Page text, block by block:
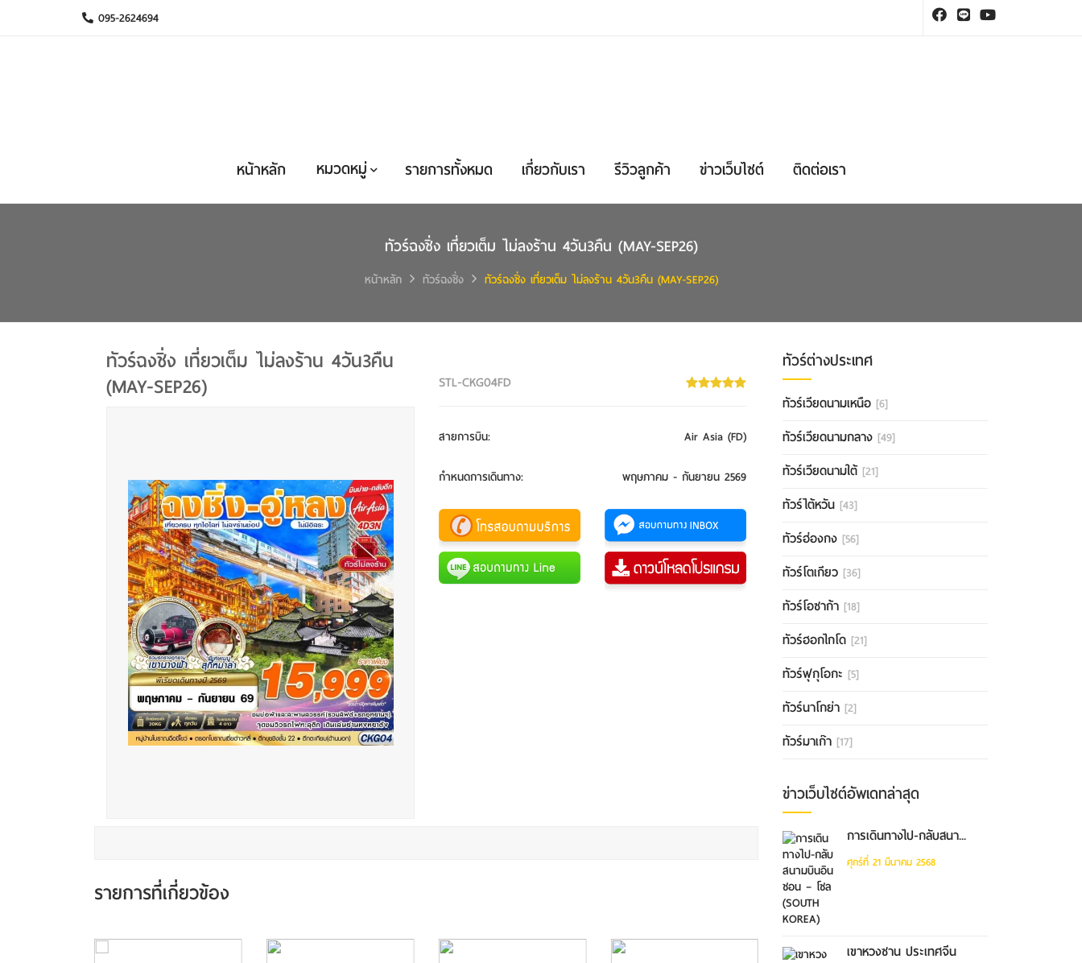
095-2624694
หน้าหลัก หมวดหมู่ รายการทั้งหมด เกี่ยวกับเรา รีวิวลูกค้า ข่าวเว็บไซต์ ติดต่อเรา
ทัวร์ฉงชิ่ง เที่ยวเต็ม ไม่ลงร้าน 4วัน3คืน (MAY-SEP26)
หน้าหลัก ทัวร์ฉงชิ่ง ทัวร์ฉงชิ่ง เที่ยวเต็ม ไม่ลงร้าน 4วัน3คืน (MAY-SEP26)
ทัวร์ฉงชิ่ง เที่ยวเต็ม ไม่ลงร้าน 4วัน3คืน
(MAY-SEP26)
STL-CKG04FD
สายการบิน: Air Asia (FD)
กำหนดการเดินทาง: พฤษภาคม - กันยายน 2569
รายการที่เกี่ยวข้อง
ทัวร์ต่างประเทศ
ทัวร์เวียดนามเหนือ [6]
ทัวร์เวียดนามกลาง [49]
ทัวร์เวียดนามใต้ [21]
ทัวร์ไต้หวัน [43]
ทัวร์ฮ่องกง [56]
ทัวร์โตเกียว [36]
ทัวร์โอซาก้า [18]
ทัวร์ฮอกไกโด [21]
ทัวร์ฟุกุโอกะ [5]
ทัวร์นาโกย่า [2]
ทัวร์มาเก๊า [17]
ข่าวเว็บไซต์อัพเดทล่าสุด
การเดินทางไป-กลับสนา...
ศุกร์ที่ 21 มีนาคม 2568
เขาหวงซาน ประเทศจีน